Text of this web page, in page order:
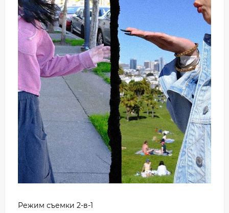
Режим съемки 2-в-1